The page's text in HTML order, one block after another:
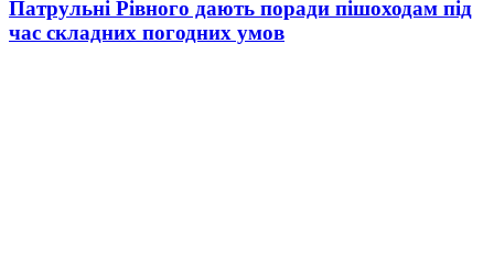
Патрульні Рівного дають поради пішоходам під
час складних погодних умов